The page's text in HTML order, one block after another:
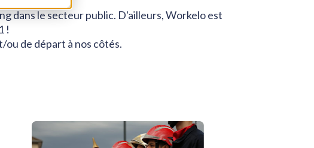
dans le secteur public. D'ailleurs, Workelo est
!
de départ à nos côtés.